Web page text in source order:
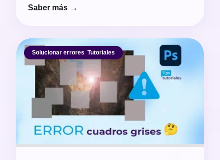
Saber más →
Solucionar errores, Tutoriales